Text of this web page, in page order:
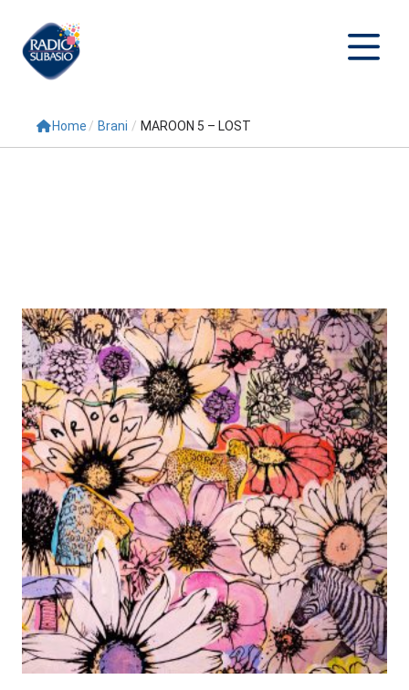
Cerca
Programmi
Conduttori
Repliche
Podcast
3xTe
Interviste
Playlist
Novità
Subasio Playlist
Web Radio
Radio Subasio
Home / Brani / MAROON 5 – LOST